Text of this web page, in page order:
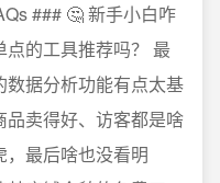
### 🤔 新手小白咋
的工具推荐吗？ 最
据分析功能有点太基
卖得好、访客都是啥
最后啥也没看明